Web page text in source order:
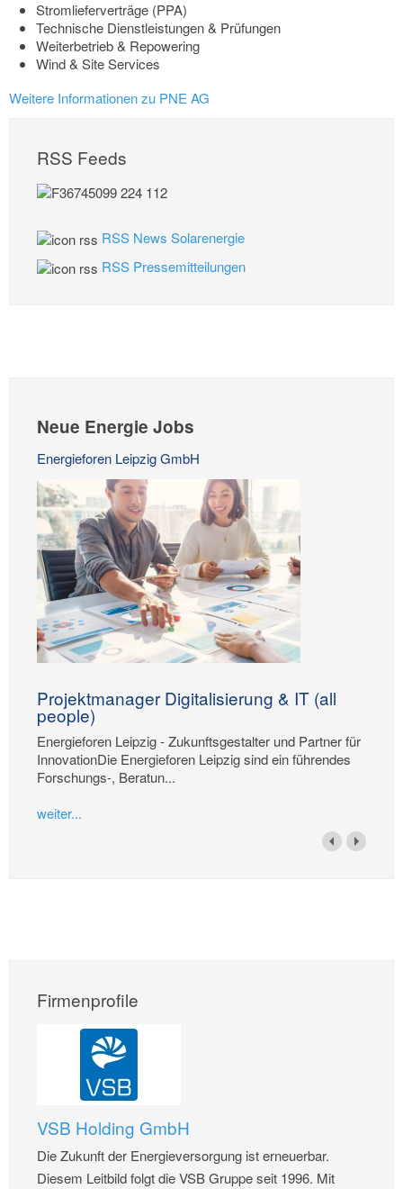
Stromlieferverträge (PPA)
Technische Dienstleistungen & Prüfungen
Weiterbetrieb & Repowering
Wind & Site Services
Weitere Informationen zu PNE AG
RSS Feeds
RSS News Solarenergie
RSS Pressemitteilungen
Neue Energie Jobs
Energieforen Leipzig GmbH
Projektmanager Digitalisierung & IT (all
people)
Energieforen Leipzig - Zukunftsgestalter und Partner für
InnovationDie Energieforen Leipzig sind ein führendes
Forschungs-, Beratun...
weiter...
Firmenprofile
VSB Holding GmbH
Die Zukunft der Energieversorgung ist erneuerbar.
Diesem Leitbild folgt die VSB Gruppe seit 1996. Mit